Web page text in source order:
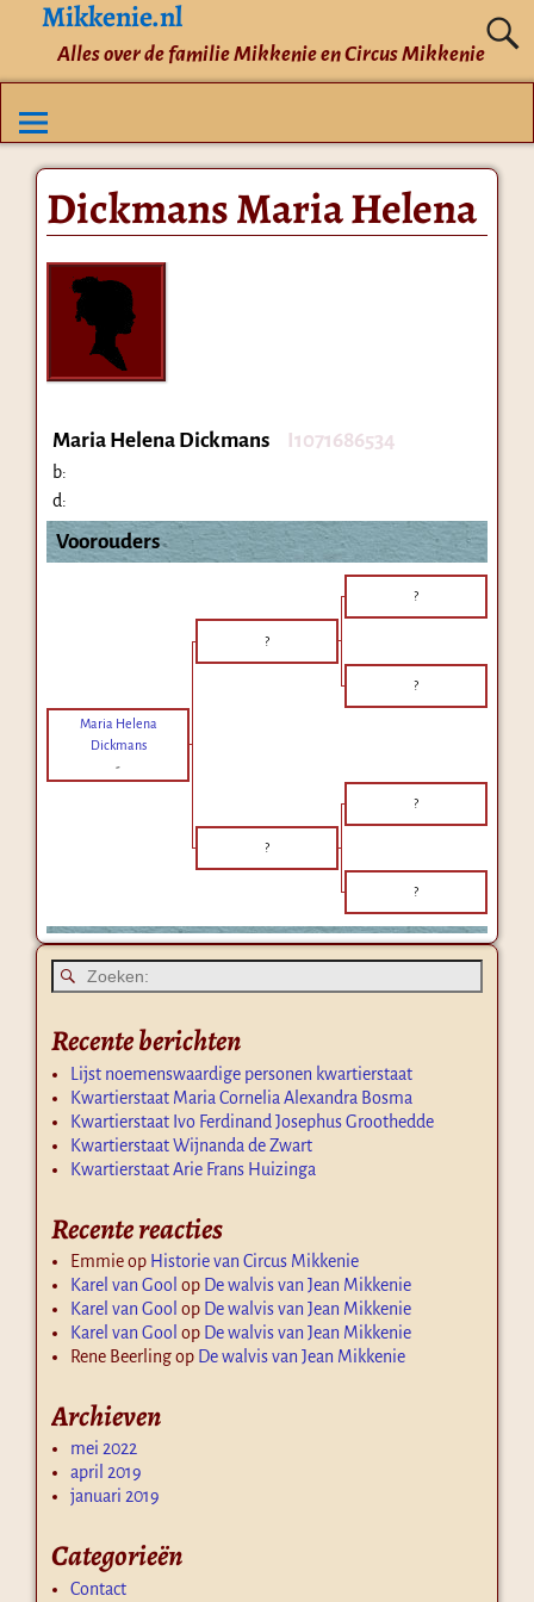
Mikkenie.nl
Alles over de familie Mikkenie en Circus Mikkenie
Dickmans Maria Helena
Maria Helena Dickmans I1071686534
b:
d:
Voorouders
?
?
?
Maria Helena
Dickmans
-
?
?
?
Recente berichten
Lijst noemenswaardige personen kwartierstaat
Kwartierstaat Maria Cornelia Alexandra Bosma
Kwartierstaat Ivo Ferdinand Josephus Groothedde
Kwartierstaat Wijnanda de Zwart
Kwartierstaat Arie Frans Huizinga
Recente reacties
Emmieop Historie van Circus Mikkenie
Karel van Gool op De walvis van Jean Mikkenie
Karel van Gool op De walvis van Jean Mikkenie
Karel van Gool op De walvis van Jean Mikkenie
Rene Beerlingop De walvis van Jean Mikkenie
Archieven
mei 2022
april 2019
januari 2019
Categorieën
Contact